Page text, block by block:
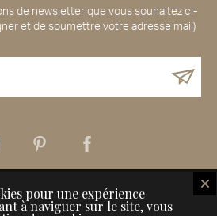
de newsletter que vous souhaitez ci-
et de soumettre votre adresse mail)
Nos Maisons de Voyageurs
sur Inspiration for Travellers
pour une expérience
à naviguer sur le site, vous